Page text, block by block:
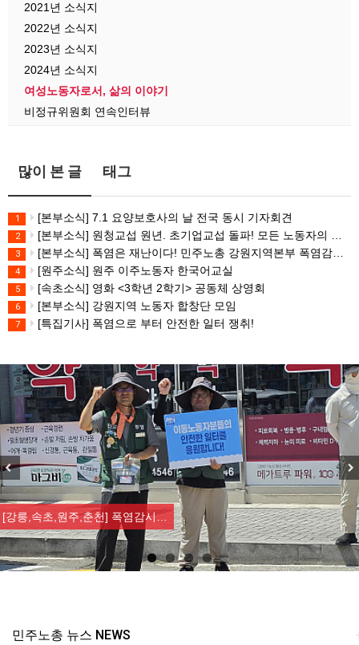
2021년 소식지
2022년 소식지
2023년 소식지
2024년 소식지
여성노동자로서, 삶의 이야기
비정규위원회 연속인터뷰
많이 본 글 태그
1 [본부소식] 7.1 요양보호사의 날 전국 동시 기자회견
2 [본부소식] 원청교섭 원년. 초기업교섭 돌파! 모든 노동자의 노동기본권 쟁취! 민주노총 7.15 총파업대회
3 [본부소식] 폭염은 재난이다! 민주노총 강원지역본부 폭염감시단 선포 기자회견
4 [원주소식] 원주 이주노동자 한국어교실
5 [속초소식] 영화 <3학년 2학기> 공동체 상영회
6 [본부소식] 강원지역 노동자 합창단 모임
7 [특집기사] 폭염으로 부터 안전한 일터 쟁취!
[강릉,속초,원주,춘천] 폭염감시…
주노총 뉴스 NEWS